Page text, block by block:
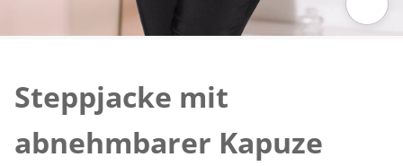
Steppjacke mit
abnehmbarer Kapuze